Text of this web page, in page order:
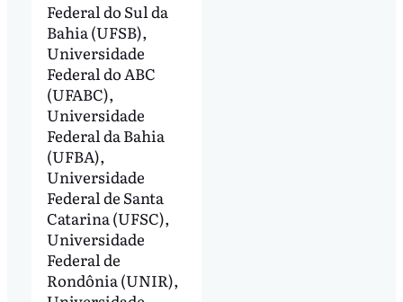
Federal do Sul da
Bahia (UFSB),
Universidade
Federal do ABC
(UFABC),
Universidade
Federal da Bahia
(UFBA),
Universidade
Federal de Santa
Catarina (UFSC),
Universidade
Federal de
Rondônia (UNIR),